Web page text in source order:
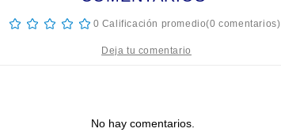
☆ ☆ ☆ ☆ ☆ 0 Calificación promedio(0 comentarios)
No hay comentarios.